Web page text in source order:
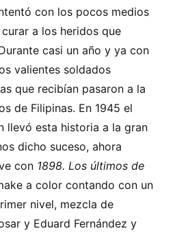
con los pocos medios
a los heridos que
casi un año y ya con
valientes soldados
que recibían pasaron a la
de Filipinas. En 1945 el
llevó esta historia a la gran
dicho suceso, ahora
con 1898. Los últimos de
a color contando con un
nivel, mezcla de
y Eduard Fernández y